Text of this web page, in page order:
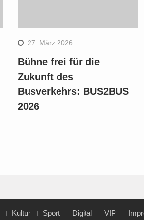
27. März 2026
Bühne frei für die
Zukunft des
Busverkehrs: BUS2BUS
2026
Kultur Sport Digital VIP